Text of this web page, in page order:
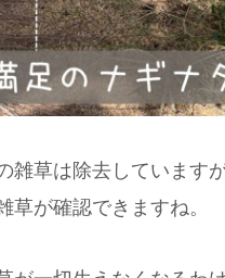
雑草は除去しています
が確認できますね。